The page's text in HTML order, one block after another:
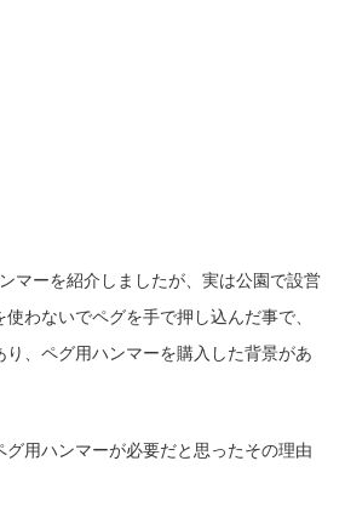
マーを紹介しましたが、実は公園で設営
わないでペグを手で押し込んだ事で、
り、ペグ用ハンマーを購入した背景があ
グ用ハンマーが必要だと思ったその理由